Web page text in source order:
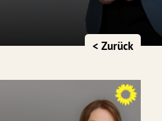
< Zurück